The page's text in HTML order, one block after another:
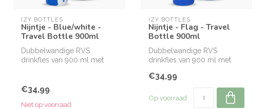
IZY BOTTLES
Nijntje - Blue/white -
Travel Bottle 900ml
Dubbelwandige RVS
drinkfles van 900 ml met
€34,99
Niet op voorraad
IZY BOTTLES
Nijntje - Flag - Travel
Bottle 900ml
Dubbelwandige RVS
drinkfles van 900 ml met
€34,99
Op voorraad